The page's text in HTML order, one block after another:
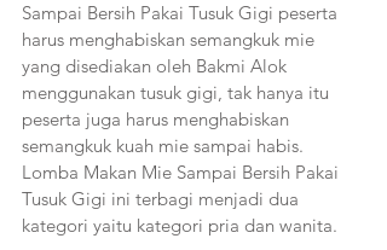
Sampai Bersih Pakai Tusuk Gigi peserta
harus menghabiskan semangkuk mie
yang disediakan oleh Bakmi Alok
menggunakan tusuk gigi, tak hanya itu
peserta juga harus menghabiskan
semangkuk kuah mie sampai habis.
Lomba Makan Mie Sampai Bersih Pakai
Tusuk Gigi ini terbagi menjadi dua
kategori yaitu kategori pria dan wanita.